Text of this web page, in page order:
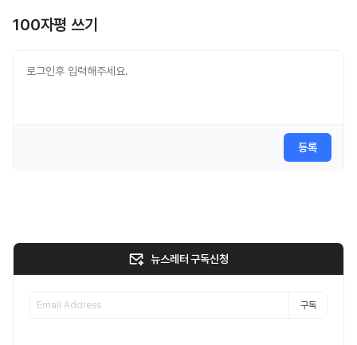
100자평 쓰기
등록
뉴스레터 구독신청
구독